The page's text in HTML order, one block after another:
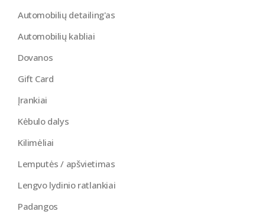
Automobilių detailing'as
Automobilių kabliai
Dovanos
Gift Card
Įrankiai
Kėbulo dalys
Kilimėliai
Lemputės / apšvietimas
Lengvo lydinio ratlankiai
Padangos